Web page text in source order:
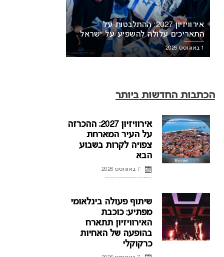
אירוויזיון 2027: ההתלבטות על
התאריכים עלולה להשפיע על ישראל
1 באוגוסט 2026
הכתבות החדשות ביותר
אירוויזיון 2027: ההכרזה
על העיר המארחת
צפויה לקרות בשבוע
הבא
7 באוגוסט 2026
שיתוף פעולה בינלאומי
מפתיע: כוכבת
האירוויזיון תתארח
בהופעה של האחיות
כרקוקלי